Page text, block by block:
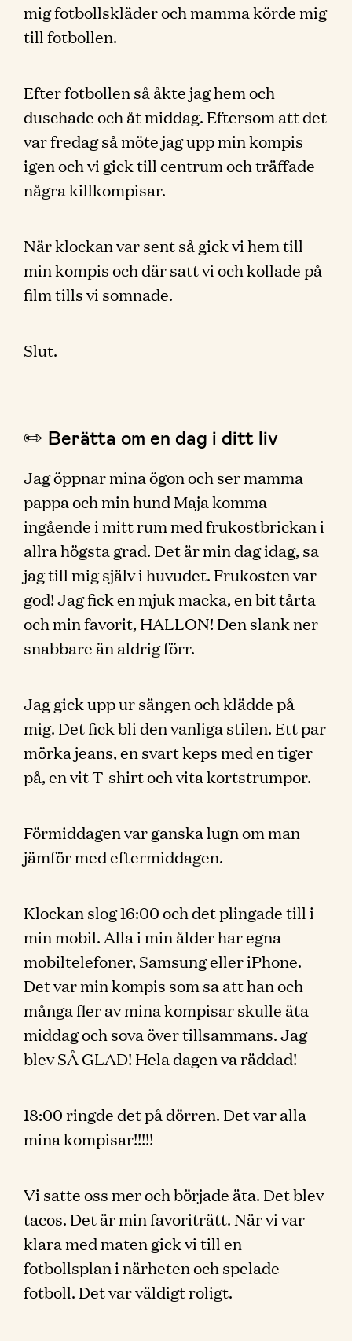
mig fotbollskläder och mamma körde mig
till fotbollen.
Efter fotbollen så åkte jag hem och
duschade och åt middag. Eftersom att det
var fredag så möte jag upp min kompis
igen och vi gick till centrum och träffade
några killkompisar.
När klockan var sent så gick vi hem till
min kompis och där satt vi och kollade på
film tills vi somnade.
Slut.
✏️ Berätta om en dag i ditt liv
Jag öppnar mina ögon och ser mamma
pappa och min hund Maja komma
ingående i mitt rum med frukostbrickan i
allra högsta grad. Det är min dag idag, sa
jag till mig själv i huvudet. Frukosten var
god! Jag fick en mjuk macka, en bit tårta
och min favorit, HALLON! Den slank ner
snabbare än aldrig förr.
Jag gick upp ur sängen och klädde på
mig. Det fick bli den vanliga stilen. Ett par
mörka jeans, en svart keps med en tiger
på, en vit T-shirt och vita kortstrumpor.
Förmiddagen var ganska lugn om man
jämför med eftermiddagen.
Klockan slog 16:00 och det plingade till i
min mobil. Alla i min ålder har egna
mobiltelefoner, Samsung eller iPhone.
Det var min kompis som sa att han och
många fler av mina kompisar skulle äta
middag och sova över tillsammans. Jag
blev SÅ GLAD! Hela dagen va räddad!
18:00 ringde det på dörren. Det var alla
mina kompisar!!!!!
Vi satte oss mer och började äta. Det blev
tacos. Det är min favoriträtt. När vi var
klara med maten gick vi till en
fotbollsplan i närheten och spelade
fotboll. Det var väldigt roligt.